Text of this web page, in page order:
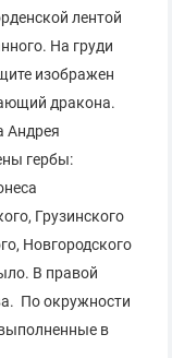
лентой
На груди
изображен
дракона.
Андрея
гербы:
Грузинского
Новгородского
В правой
По окружности
в